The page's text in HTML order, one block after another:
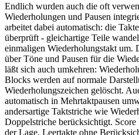
Endlich wurden auch die oft
Wiederholungen und Pausen
arbeitet dabei automatisch: die
überprüft - gleichartige Teile
einmaligen Wiederholungstakt um.
über Töne und Pausen für die
läßt sich auch umkehren:
Blocks werden auf normale
Wiederholungszeichen gelöscht.
automatisch in Mehrtaktpausen
andersartige Taktstriche wie
Doppelstriche berücksichtigt.
der Lage, Leertakte ohne